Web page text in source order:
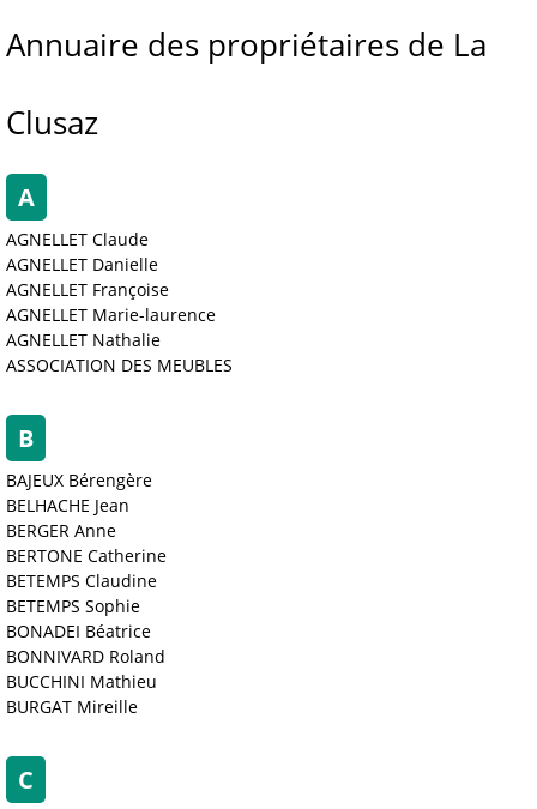
Annuaire des propriétaires de La
Clusaz
A
AGNELLET Claude
AGNELLET Danielle
AGNELLET Françoise
AGNELLET Marie-laurence
AGNELLET Nathalie
ASSOCIATION DES MEUBLES
B
BAJEUX Bérengère
BELHACHE Jean
BERGER Anne
BERTONE Catherine
BETEMPS Claudine
BETEMPS Sophie
BONADEI Béatrice
BONNIVARD Roland
BUCCHINI Mathieu
BURGAT Mireille
C